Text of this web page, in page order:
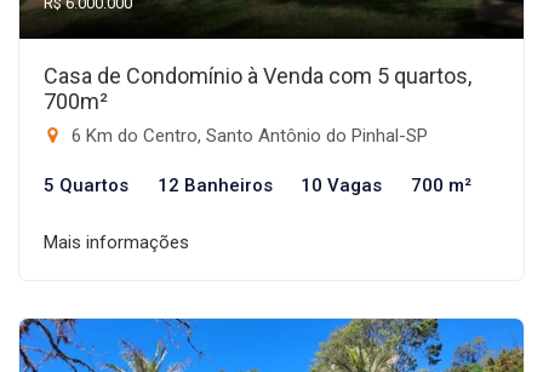
Casa de Condomínio à Venda com 5 quartos,
700m²
6 Km do Centro, Santo Antônio do Pinhal-SP
5 Quartos 12 Banheiros 10 Vagas 700 m²
Mais informações